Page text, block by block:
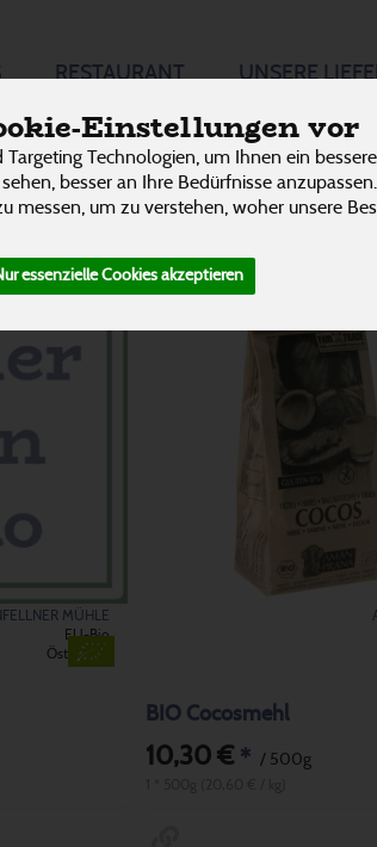
Einstellungen vor
Technologien, um Ihnen ein
besser an Ihre Bedürfnisse
messen, um zu verstehen, woher unsere
essenzielle Cookies akzeptieren
RESTAURANT UNSERE
MÜHLE
EU-Bio
Österreich
BIO Cocosmehl
10,30 €* / 500g